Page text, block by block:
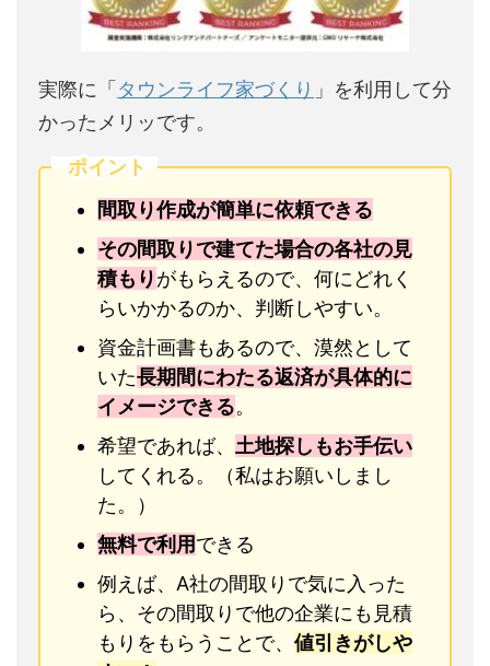
実際に「タウンライフ家づくり 」を利用して分
かったメリッです。
ポイント
間取り作成が簡単に依頼できる
その間取りで建てた場合の各社の見
積もりがもらえるので、何にどれく
らいかかるのか、判断しやすい。
資金計画書もあるので、漠然として
いた長期間にわたる返済が具体的に
イメージできる。
希望であれば、 土地探しもお手伝い
してくれる。（私はお願いしまし
た。）
無料で利用できる
例えば、A社の間取りで気に入った
ら、その間取りで他の企業にも見積
もりをもらうことで、 値引きがしや